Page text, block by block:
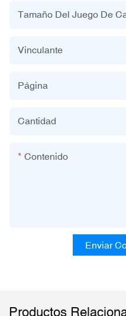
Tamaño Del Juego De
Vinculante
Página
Cantidad
Contenido
Enviar
Productos